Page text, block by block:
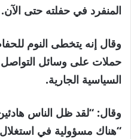
المنفرد في حفلته حتى الآن.
وقال إنه يتخطى النوم
حملات على وسائل التواصل
السياسية الجارية.
وقال: “لقد ظل الناس
“هناك مسؤولية في